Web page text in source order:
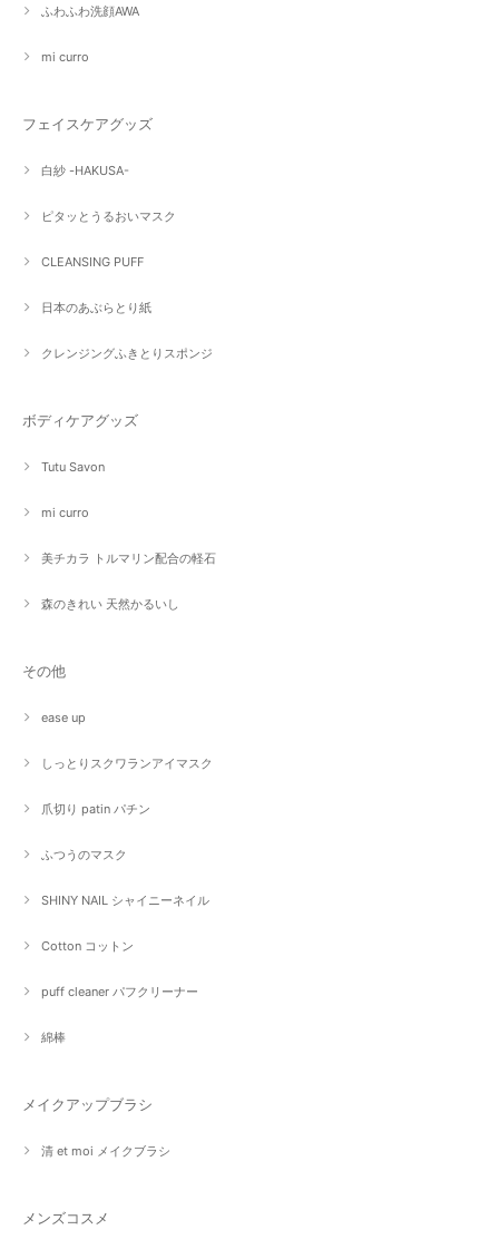
ふわふわ洗顔AWA
mi curro
フェイスケアグッズ
白紗 -HAKUSA-
ピタッとうるおいマスク
CLEANSING PUFF
日本のあぶらとり紙
クレンジングふきとりスポンジ
ボディケアグッズ
Tutu Savon
mi curro
美チカラ トルマリン配合の軽石
森のきれい 天然かるいし
その他
ease up
しっとりスクワランアイマスク
爪切り patin パチン
ふつうのマスク
SHINY NAIL シャイニーネイル
Cotton コットン
puff cleaner パフクリーナー
綿棒
メイクアップブラシ
清 et moi メイクブラシ
メンズコスメ